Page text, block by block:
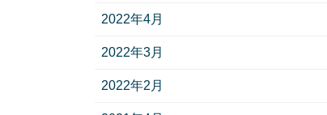
2022年4月
2022年3月
2022年2月